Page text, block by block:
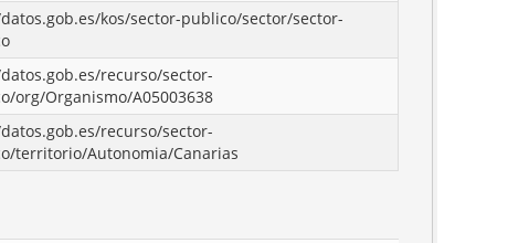
kos/sector-publico/sector/sector-
recurso/sector-
org/Organismo/A05003638
recurso/sector-
territorio/Autonomia/Canarias